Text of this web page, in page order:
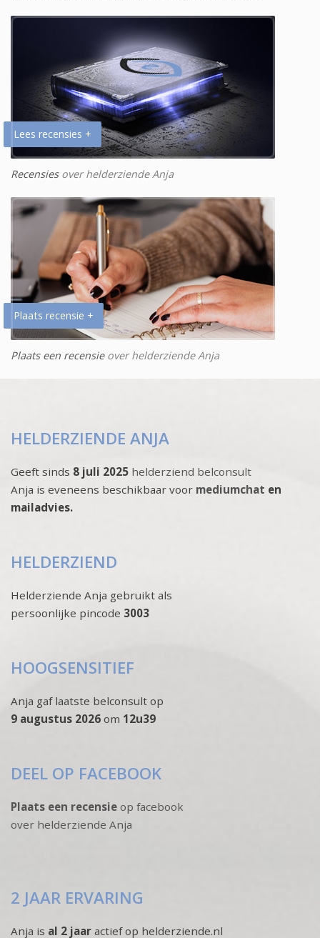
Lees recensies +
Recensiesover helderziende Anja
Plaats recensie +
Plaats een recensieover helderziende Anja
HELDERZIENDE ANJA
Geeft sinds 8 juli 2025 helderziend belconsult
Anja is eveneens beschikbaar voor mediumchat en
mailadvies.
HELDERZIEND
Helderziende Anja gebruikt als
persoonlijke pincode 3003
HOOGSENSITIEF
Anja gaf laatste belconsult op
9 augustus 2026 om 12u39
DEEL OP FACEBOOK
Plaats een recensie op facebook
over helderziende Anja
2 JAAR ERVARING
Anja is al 2 jaar actief op helderziende.nl